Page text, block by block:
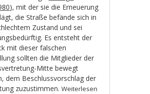
), mit der sie die Erneuerung
die Straße befände sich in
Zustand und sei
Es entsteht der
mit dieser falschen
sollten die Mitglieder der
Mitte bewegt
dem Beschlussvorschlag der
zuzustimmen.Weiterlesen